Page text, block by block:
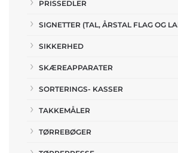
PRISSEDLER
SIGNETTER (TAL, ÅRSTAL FLAG OG
SIKKERHED
SKÆREAPPARATER
SORTERINGS- KASSER
TAKKEMÅLER
TØRREBØGER